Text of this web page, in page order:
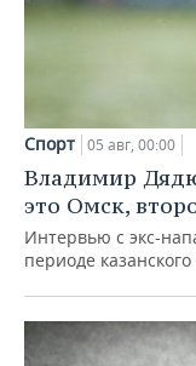
Спорт 05 авг, 00:00
Владимир
это Омск,
Интервью с экс-
периоде казанского